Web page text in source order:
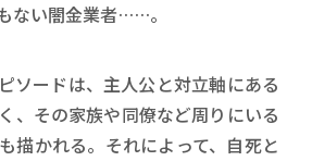
ない闇金業者……。
ソードは、主人公と対立軸にある
、その家族や同僚など周りにいる
描かれる。それによって、自死と